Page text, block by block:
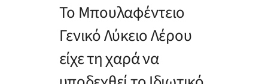
Το Μπουλαφέντειο
Γενικό Λύκειο Λέρου
είχε τη χαρά να